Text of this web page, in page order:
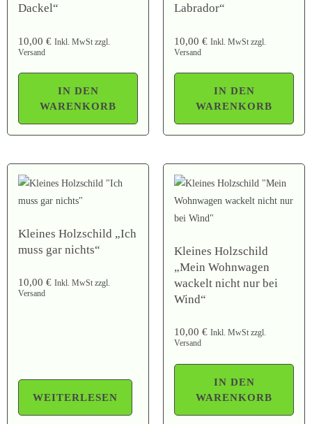
Dackel“
10,00 € Inkl. MwSt zzgl.
Versand
IN DEN
WARENKORB
Labrador“
10,00 € Inkl. MwSt zzgl.
Versand
IN DEN
WARENKORB
Kleines Holzschild „Ich
muss gar nichts“
10,00 € Inkl. MwSt zzgl.
Versand
WEITERLESEN
Kleines Holzschild
„Mein Wohnwagen
wackelt nicht nur bei
Wind“
10,00 € Inkl. MwSt zzgl.
Versand
IN DEN
WARENKORB